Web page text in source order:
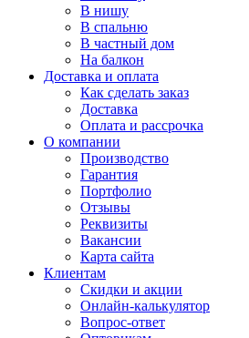
В нишу
В спальню
В частный дом
На балкон
Доставка и оплата
Как сделать заказ
Доставка
Оплата и рассрочка
О компании
Производство
Гарантия
Портфолио
Отзывы
Реквизиты
Вакансии
Карта сайта
Клиентам
Скидки и акции
Онлайн-калькулятор
Вопрос-ответ